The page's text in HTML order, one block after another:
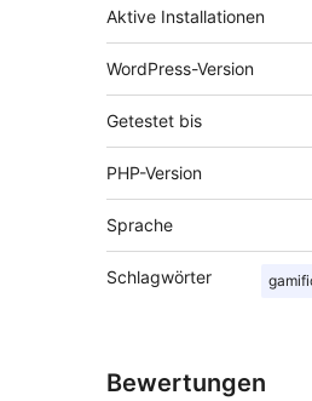
Aktive Installationen
WordPress-Version
Getestet bis
PHP-Version
Sprache
Schlagwörter
Bewertungen